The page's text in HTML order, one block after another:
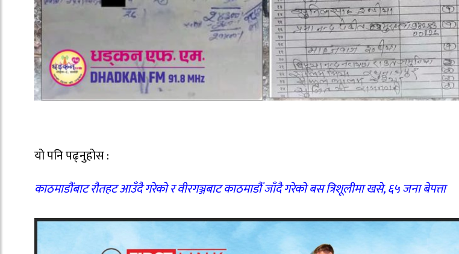
यो पनि पढ्नुहोस :
काठमाडौंबाट रौतहट आउँदै गरेको र वीरगञ्जबाट काठमाडौँ जाँदै गरेको बस त्रिशूलीमा खसे, ६५ जना बेपत्ता